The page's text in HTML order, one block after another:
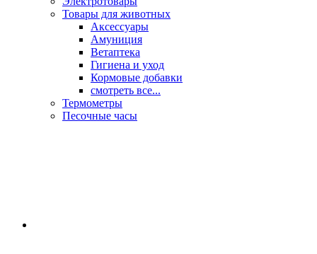
Товары для животных
Аксессуары
Амуниция
Ветаптека
Гигиена и уход
Кормовые добавки
смотреть все...
Термометры
Песочные часы